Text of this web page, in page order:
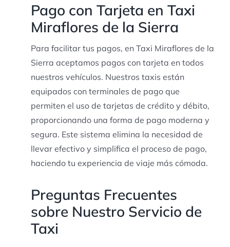
Pago con Tarjeta en Taxi
Miraflores de la Sierra
Para facilitar tus pagos, en Taxi Miraflores de la
Sierra aceptamos pagos con tarjeta en todos
nuestros vehículos. Nuestros taxis están
equipados con terminales de pago que
permiten el uso de tarjetas de crédito y débito,
proporcionando una forma de pago moderna y
segura. Este sistema elimina la necesidad de
llevar efectivo y simplifica el proceso de pago,
haciendo tu experiencia de viaje más cómoda.
Preguntas Frecuentes
sobre Nuestro Servicio de
Taxi